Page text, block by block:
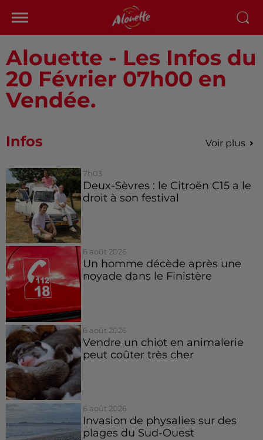
Alouette - Les Infos du
20 Février 07h00 en
Vendée.
Infos Voir plus
7h03
Deux-Sèvres : le Citroën C15 a le
droit à son festival
6 août 2026
Un homme décède après une
noyade dans le Finistère
6 août 2026
Vendre un chiot en animalerie
peut coûter très cher
6 août 2026
Invasion de physalies sur des
plages du Sud-Ouest